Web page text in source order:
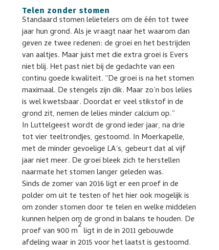
Telen zonder stomen
Standaard stomen lelietelers om de één tot twee
jaar hun grond. Als je vraagt naar het waarom dan
geven ze twee redenen: de groei en het bestrijden
van aaltjes. Maar juist met die extra groei is Evers
niet blij. Het past niet bij de gedachte van een
continu goede kwaliteit. “De groei is na het stomen
maximaal. De stengels zijn dik. Maar zo’n bos lelies
is wel kwetsbaar. Doordat er veel stikstof in de
grond zit, nemen de lelies minder calcium op.”
In Luttelgeest wordt de grond ieder jaar, na drie
tot vier teeltrondjes, gestoomd. In Moerkapelle,
met de minder gevoelige LA’s, gebeurt dat al vijf
jaar niet meer. De groei bleek zich te herstellen
naarmate het stomen langer geleden was.
Sinds de zomer van 2016 ligt er een proef in de
polder om uit te testen of het hier ook mogelijk is
om zonder stomen door te telen en welke middelen
kunnen helpen om de grond in balans te houden. De
proef van 900 m2ligt in de in 2011 gebouwde
afdeling waar in 2015 voor het laatst is gestoomd.